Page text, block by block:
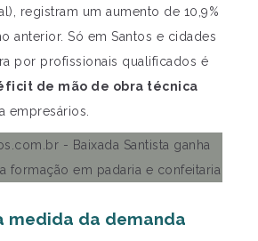
registram um aumento de 10,9%
anterior. Só em Santos e cidades
por profissionais qualificados é
de mão de obra técnica
empresários.
medida da demanda